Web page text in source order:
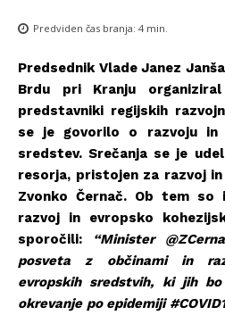
Predviden čas branja: 4 min.
Predsednik Vlade Janez
Brdu pri Kranju
predstavniki regijskih
se je govorilo o razvoju in
sredstev. Srečanja se je
resorja, pristojen za razvoj
Zvonko Černač. Ob tem so
razvoj in evropsko
sporočili:
“Minister
posveta z občinami in
evropskih sredstvih, ki jih bo
okrevanje po epidemiji